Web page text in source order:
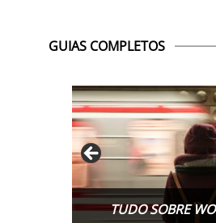
GUIAS COMPLETOS
TUDO SOBRE